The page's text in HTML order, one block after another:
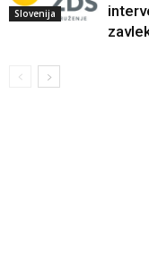
Slovenija